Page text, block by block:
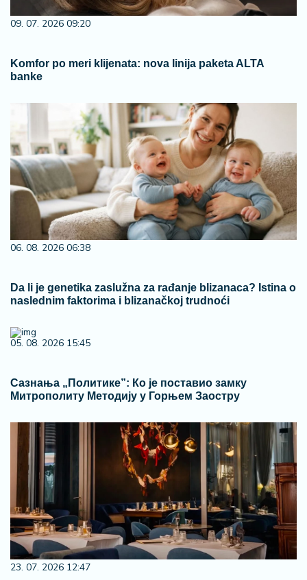
09. 07. 2026 09:20
Komfor po meri klijenata: nova linija paketa ALTA
banke
06. 08. 2026 06:38
Da li je genetika zaslužna za rađanje blizanaca? Istina o
naslednim faktorima i blizanačkoj trudnoći
05. 08. 2026 15:45
Сазнања „Политике”: Ко је поставио замку
Митрополиту Методију у Горњем Заостру
23. 07. 2026 12:47